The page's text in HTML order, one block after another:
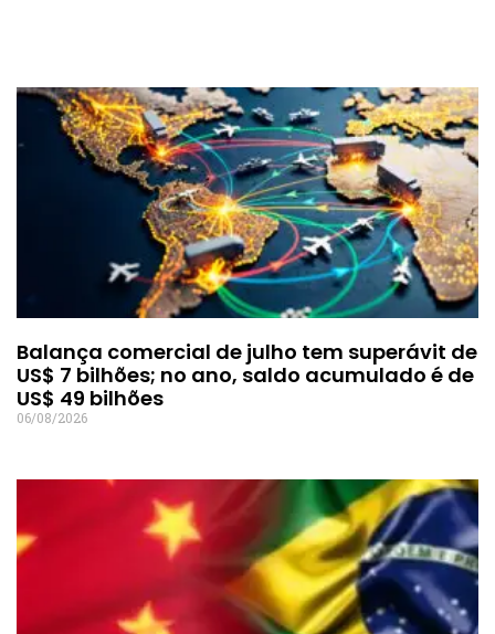
Balança comercial de julho tem superávit de
US$ 7 bilhões; no ano, saldo acumulado é de
US$ 49 bilhões
06/08/2026